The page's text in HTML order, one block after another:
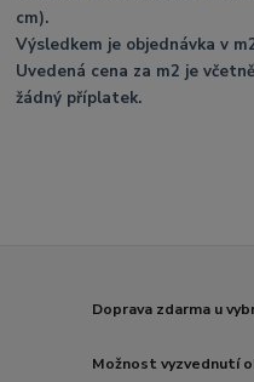
cm).
Výsledkem je objednávka v
Uvedená cena za m2 je
žádný příplatek.
Doprava zdarma u
Možnost vyzvednutí